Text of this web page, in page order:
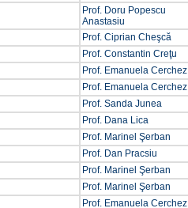
Prof. Doru Popescu
Anastasiu
Prof. Ciprian Cheşcă
Prof. Constantin Creţu
Prof. Emanuela Cerchez
Prof. Emanuela Cerchez
Prof. Sanda Junea
Prof. Dana Lica
Prof. Marinel Şerban
Prof. Dan Pracsiu
Prof. Marinel Şerban
Prof. Marinel Şerban
Prof. Emanuela Cerchez